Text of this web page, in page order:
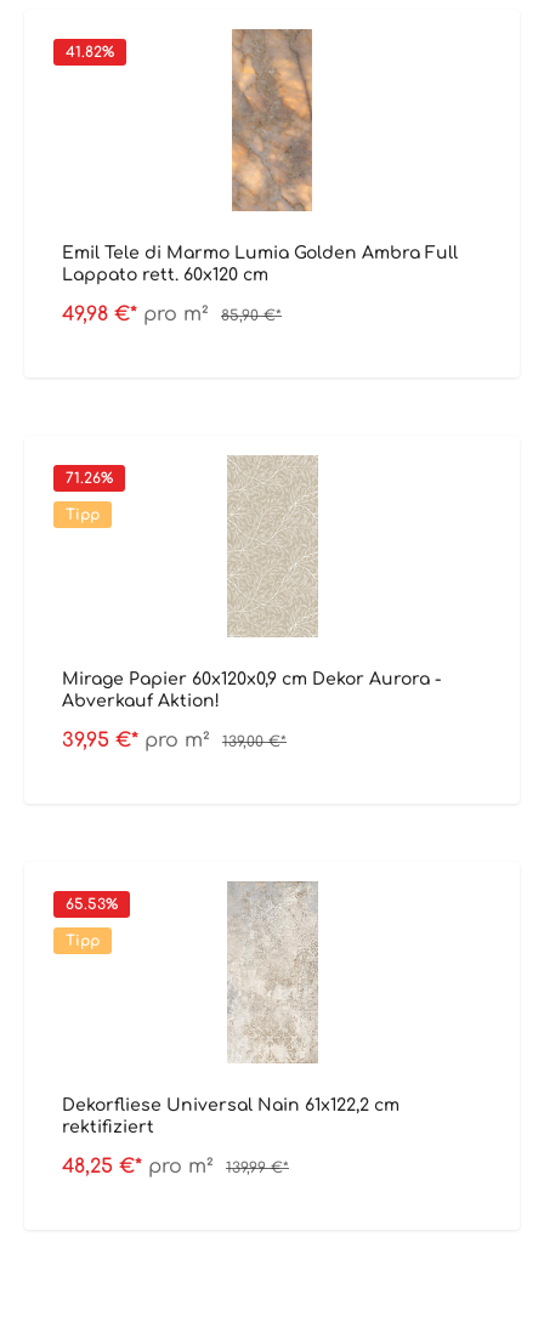
41.82%
Emil Tele di Marmo Lumia Golden Ambra Full
Lappato rett. 60x120 cm
49,98 €* pro m² 85,90 €*
71.26%
Tipp
Mirage Papier 60x120x0,9 cm Dekor Aurora -
Abverkauf Aktion!
39,95 €* pro m² 139,00 €*
65.53%
Tipp
Dekorfliese Universal Nain 61x122,2 cm
rektifiziert
48,25 €* pro m² 139,99 €*